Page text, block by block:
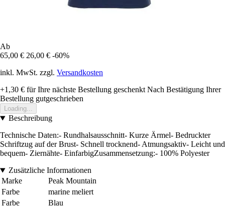
Ab
65,00 € 26,00 € -60%
inkl. MwSt. zzgl. Versandkosten
+1,30 € für Ihre nächste Bestellung geschenkt Nach Bestätigung Ihrer
Bestellung gutgeschrieben
Loading...
Beschreibung
Technische Daten:- Rundhalsausschnitt- Kurze Ärmel- Bedruckter
Schriftzug auf der Brust- Schnell trocknend- Atmungsaktiv- Leicht und
bequem- Ziernähte- EinfarbigZusammensetzung:- 100% Polyester
Zusätzliche Informationen
Marke
Peak Mountain
Farbe
marine meliert
Farbe
Blau